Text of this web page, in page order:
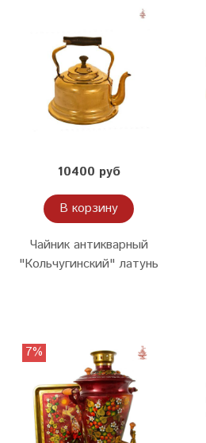
10400 руб
В корзину
Чайник антикварный
"Кольчугинский" латунь
7%